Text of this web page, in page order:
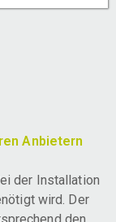
Anbietern
der Installation
wird. Der